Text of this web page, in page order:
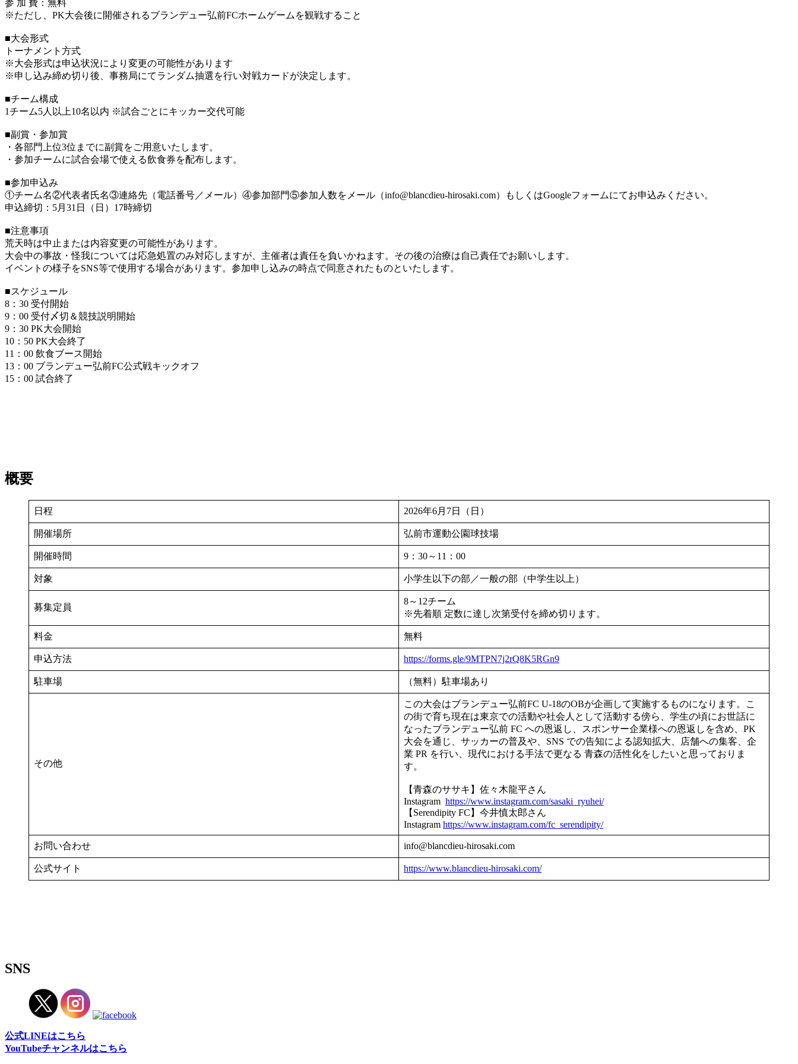
参 加 費：無料
※ただし、PK大会後に開催されるブランデュー弘前FCホームゲームを観戦すること
■大会形式
トーナメント方式
※大会形式は申込状況により変更の可能性があります
※申し込み締め切り後、事務局にてランダム抽選を行い対戦カードが決定します。
■チーム構成
1チーム5人以上10名以内 ※試合ごとにキッカー交代可能
■副賞・参加賞
・各部門上位3位までに副賞をご用意いたします。
・参加チームに試合会場で使える飲食券を配布します。
■参加申込み
①チーム名②代表者氏名③連絡先（電話番号／メール）④参加部門⑤参加人数をメール（info@blancdieu-hirosaki.com）もしくはGoogleフォームにてお申込みください。
申込締切：5月31日（日）17時締切
■注意事項
荒天時は中止または内容変更の可能性があります。
大会中の事故・怪我については応急処置のみ対応しますが、主催者は責任を負いかねます。その後の治療は自己責任でお願いします。
イベントの様子をSNS等で使用する場合があります。参加申し込みの時点で同意されたものといたします。
■スケジュール
8：30 受付開始
9：00 受付〆切＆競技説明開始
9：30 PK大会開始
10：50 PK大会終了
11：00 飲食ブース開始
13：00 ブランデュー弘前FC公式戦キックオフ
15：00 試合終了
概要
日程 2026年6月7日（日）
開催場所 弘前市運動公園球技場
開催時間 9：30～11：00
対象 小学生以下の部／一般の部（中学生以上）
募集定員
8～12チーム
※先着順 定数に達し次第受付を締め切ります。
料金 無料
申込方法 https://forms.gle/9MTPN7j2rQ8K5RGn9
駐車場 （無料）駐車場あり
その他
この大会はブランデュー弘前FC U-18のOBが企画して実施するものになります。こ
の街で育ち現在は東京での活動や社会人として活動する傍ら、学生の頃にお世話に
なったブランデュー弘前 FC への恩返し、スポンサー企業様への恩返しを含め、PK
大会を通じ、サッカーの普及や、SNS での告知による認知拡大、店舗への集客、企
業 PR を行い、現代における手法で更なる 青森の活性化をしたいと思っておりま
す。
【青森のササキ】佐々木龍平さん
Instagram https://www.instagram.com/sasaki_ryuhei/
【Serendipity FC】今井慎太郎さん
Instagram https://www.instagram.com/fc_serendipity/
お問い合わせ info@blancdieu-hirosaki.com
公式サイト https://www.blancdieu-hirosaki.com/
SNS
公式LINEはこちら
YouTubeチャンネルはこちら